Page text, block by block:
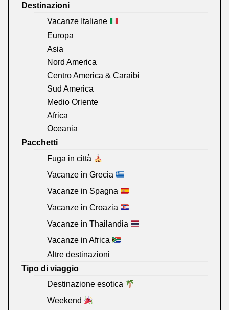
Destinazioni
Vacanze Italiane
Europa
Asia
Nord America
Centro America & Caraibi
Sud America
Medio Oriente
Africa
Oceania
Pacchetti
Fuga in città
Vacanze in Grecia
Vacanze in Spagna
Vacanze in Croazia
Vacanze in Thailandia
Vacanze in Africa
Altre destinazioni
Tipo di viaggio
Destinazione esotica
Weekend